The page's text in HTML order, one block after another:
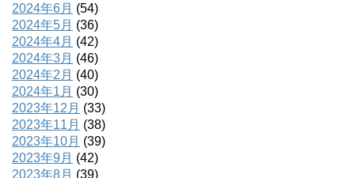
2024年6月 (54)
2024年5月 (36)
2024年4月 (42)
2024年3月 (46)
2024年2月 (40)
2024年1月 (30)
2023年12月 (33)
2023年11月 (38)
2023年10月 (39)
2023年9月 (42)
2023年8月 (39)